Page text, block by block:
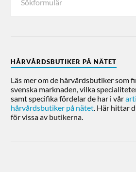
HÅRVÅRDSBUTIKER PÅ NÄTET
Läs mer om de hårvårdsbutiker som
svenska marknaden, vilka
samt specifika fördelar de har i vår
hårvårdsbutiker på nätet. Här hittar
för vissa av butikerna.